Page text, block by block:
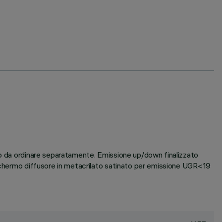
ordinare separatamente. Emissione up/down finalizzato
diffusore in metacrilato satinato per emissione UGR<19